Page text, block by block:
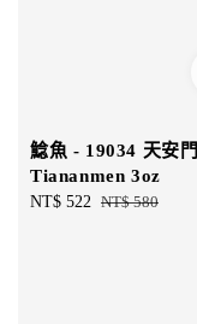
鯰魚 - 19034 天安門
Tiananmen 3oz
Sale
NT$ 522 Regular
NT$ 580